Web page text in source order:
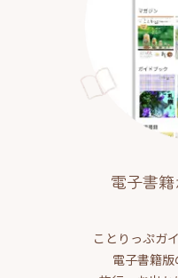
電子書
ことりっぷガ
電子書籍版